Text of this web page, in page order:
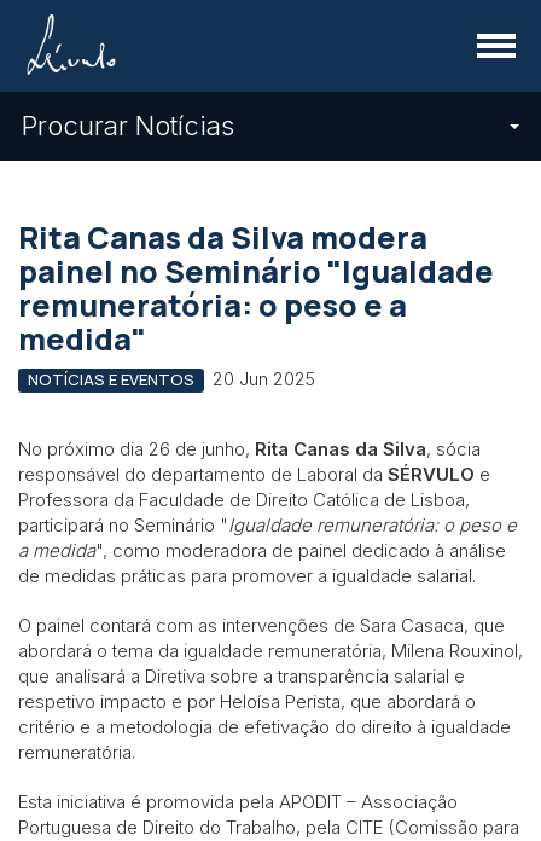
Menu
Procurar Notícias
Rita Canas da Silva modera
painel no Seminário "Igualdade
remuneratória: o peso e a
medida"
NOTÍCIAS E EVENTOS 20 Jun 2025
No próximo dia 26 de junho, Rita Canas da Silva, sócia
responsável do departamento de Laboral da SÉRVULO e
Professora da Faculdade de Direito Católica de Lisboa,
participará no Seminário "Igualdade remuneratória: o peso e
a medida", como moderadora de painel dedicado à análise
de medidas práticas para promover a igualdade salarial.
O painel contará com as intervenções de Sara Casaca, que
abordará o tema da igualdade remuneratória, Milena Rouxinol,
que analisará a Diretiva sobre a transparência salarial e
respetivo impacto e por Heloísa Perista, que abordará o
critério e a metodologia de efetivação do direito à igualdade
remuneratória.
Esta iniciativa é promovida pela APODIT – Associação
Portuguesa de Direito do Trabalho, pela CITE (Comissão para